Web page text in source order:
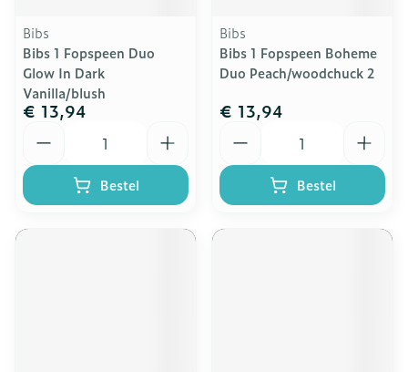
Bibs
Bibs 1 Fopspeen Duo
Glow In Dark
Vanilla/blush
€ 13,94
Bestel
Bibs
Bibs 1 Fopspeen Boheme
Duo Peach/woodchuck 2
€ 13,94
Bestel